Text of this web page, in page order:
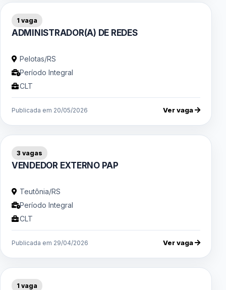
1 vaga
ADMINISTRADOR(A) DE REDES
Pelotas/RS
Período Integral
CLT
Publicada em 20/05/2026 Ver vaga
3 vagas
VENDEDOR EXTERNO PAP
Teutônia/RS
Período Integral
CLT
Publicada em 29/04/2026 Ver vaga
1 vaga